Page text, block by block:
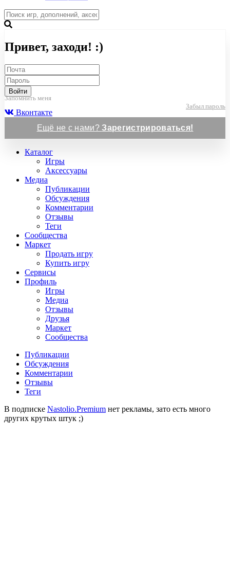
Привет, заходи! :)
Войти
Запомнить меня
Забыл пароль
Вконтакте
Ещё не с нами?Зарегистрироваться!
Каталог
Игры
Аксессуары
Медиа
Публикации
Обсуждения
Комментарии
Отзывы
Теги
Сообщества
Маркет
Продать игру
Купить игру
Сервисы
Профиль
Игры
Медиа
Отзывы
Друзья
Маркет
Сообщества
Публикации
Обсуждения
Комментарии
Отзывы
Теги
В подписке Nastolio.Premium нет рекламы, зато есть много
других крутых штук ;)